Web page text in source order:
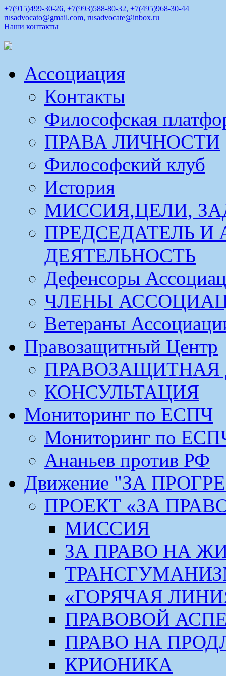
+7(915)499-30-26, +7(993)588-80-32, +7(495)968-30-44
rusadvocato@gmail.com, rusadvocate@inbox.ru
Наши контакты
Ассоциация
Контакты
Философская
ПРАВА ЛИЧНОСТИ
Философский клуб
История
МИССИЯ,ЦЕЛИ,
ПРЕДСЕДАТЕЛЬ И
ДЕЯТЕЛЬНОСТЬ
Дефенсоры
ЧЛЕНЫ
Ветераны
Правозащитный Центр
ПРАВОЗАЩИТНАЯ
КОНСУЛЬТАЦИЯ
Мониторинг по ЕСПЧ
Мониторинг по
Ананьев против РФ
Движение "ЗА
ПРОЕКТ «ЗА
МИССИЯ
ЗА ПРАВО НА
«ГОРЯЧАЯ
ПРАВОВОЙ
ПРАВО НА
КРИОНИКА